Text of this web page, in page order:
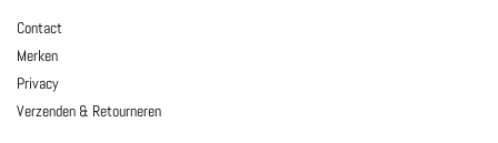
Contact
Merken
Privacy
Verzenden & Retourneren